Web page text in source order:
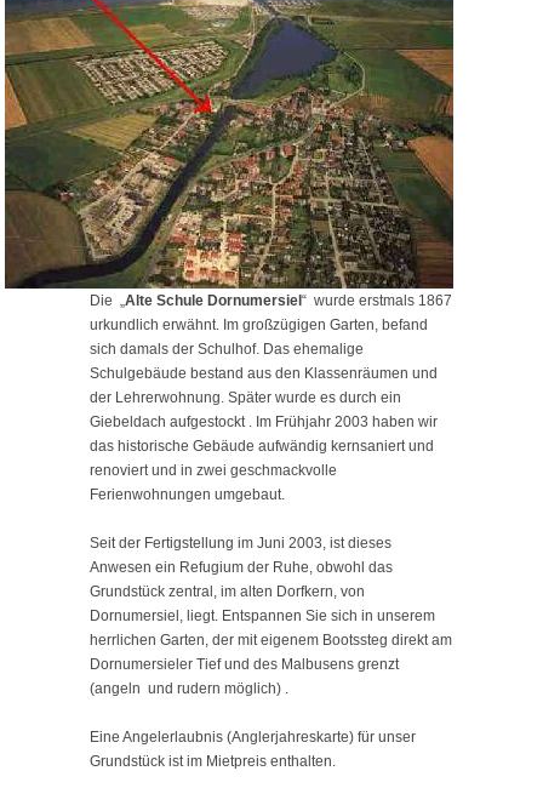
Die „Alte Schule Dornumersiel “ wurde erstmals 1867
urkundlich erwähnt. Im großzügigen Garten, befand
sich damals der Schulhof. Das ehemalige
Schulgebäude bestand aus den Klassenräumen und
der Lehrerwohnung. Später wurde es durch ein
Giebeldach aufgestockt . Im Frühjahr 2003 haben wir
das historische Gebäude aufwändig kernsaniert und
renoviert und in zwei geschmackvolle
Ferienwohnungen umgebaut.
Seit der Fertigstellung im Juni 2003, ist dieses
Anwesen ein Refugium der Ruhe, obwohl das
Grundstück zentral, im alten Dorfkern, von
Dornumersiel, liegt. Entspannen Sie sich in unserem
herrlichen Garten, der mit eigenem Bootssteg direkt am
Dornumersieler Tief und des Malbusens grenzt
(angeln und rudern möglich) .
Eine Angelerlaubnis (Anglerjahreskarte) für unser
Grundstück ist im Mietpreis enthalten.